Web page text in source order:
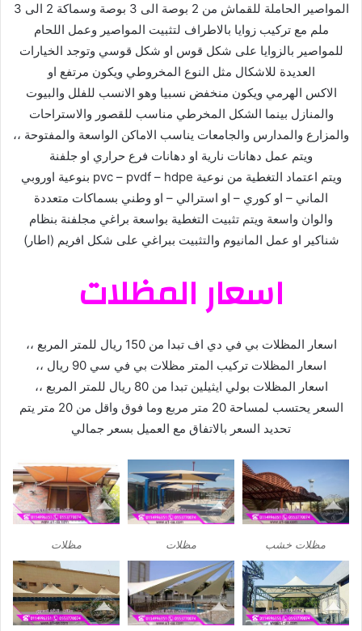
المواصير الحاملة للقماش من 2 بوصة الى 3 بوصة وسماكة 2 الى 3
ملم مع تركيب زوايا بالاطراف لتثبيت المواصير وعمل اللحام
للمواصير بالزوايا على شكل قوس او شكل قوسي وتوجد الخيارات
العديدة للاشكال مثل النوع المخروطي ويكون مرتفع او
الاكس الهرمي ويكون منخفض نسبيا وهو الانسب للفلل والبيوت
والمنازل بينما الشكل المخرطي مناسب للقصور والاستراحات
والمزارع والمدارس والجامعات يناسب الاماكن الواسعة والمفتوحة ،،
ويتم عمل دهانات نارية او دهانات فرع حراري او جلفنة
ويتم اعتماد التغطية من نوعية pvc – pvdf – hdpe بنوعية اوروبي
الماني – او كوري – او استرالي – او وطني بسماكات متعددة
والوان واسعة ويتم تثبيت التغطية بواسعة براغي مجلفنة بنظام
شناكير او عمل المانيوم والتثبيت ببراغي على شكل افريم (اطار)
اسعار المظلات
اسعار المظلات بي في دي اف تبدا من 150 ريال للمتر المربع ،،
اسعار المظلات تركيب المتر مظلات بي في سي 90 ريال ،،
اسعار المظلات بولي ايثيلين تبدا من 80 ريال للمتر المربع ،،
السعر يحتسب لمساحة 20 متر مربع وما فوق واقل من 20 متر يتم
تحديد السعر بالاتفاق مع العميل بسعر جمالي
مظلات خشب مظلات مظلات